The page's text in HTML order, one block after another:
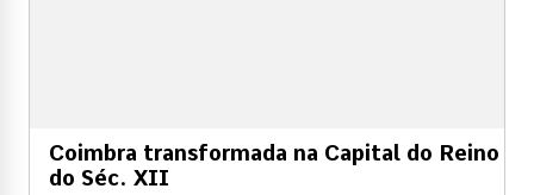
Coimbra transformada na Capital do Reino
do Séc. XII